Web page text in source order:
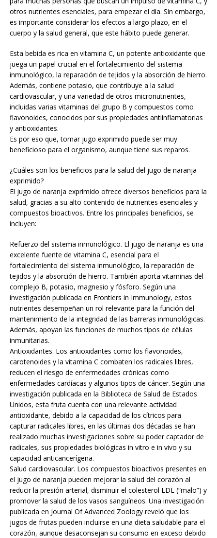
otros nutrientes esenciales, para empezar el día. Sin embargo,
es importante considerar los efectos a largo plazo, en el
cuerpo y la salud general, que este hábito puede generar.
Esta bebida es rica en vitamina C, un potente antioxidante que
juega un papel crucial en el fortalecimiento del sistema
inmunológico, la reparación de tejidos y la absorción de hierro.
Además, contiene potasio, que contribuye a la salud
cardiovascular, y una variedad de otros micronutrientes,
incluidas varias vitaminas del grupo B y compuestos como
flavonoides, conocidos por sus propiedades antiinflamatorias
y antioxidantes.
Es por eso que, tomar jugo exprimido puede ser muy
beneficioso para el organismo, aunque tiene sus reparos.
¿Cuáles son los beneficios para la salud del jugo de naranja
exprimido?
El jugo de naranja exprimido ofrece diversos beneficios para la
salud, gracias a su alto contenido de nutrientes esenciales y
compuestos bioactivos. Entre los principales beneficios, se
incluyen:
Refuerzo del sistema inmunológico. El jugo de naranja es una
excelente fuente de vitamina C, esencial para el
fortalecimiento del sistema inmunológico, la reparación de
tejidos y la absorción de hierro. También aporta vitaminas del
complejo B, potasio, magnesio y fósforo. Según una
investigación publicada en Frontiers in Immunology, estos
nutrientes desempeñan un rol relevante para la función del
mantenimiento de la integridad de las barreras inmunológicas.
Además, apoyan las funciones de muchos tipos de células
inmunitarias.
Antioxidantes. Los antioxidantes como los flavonoides,
carotenoides y la vitamina C combaten los radicales libres,
reducen el riesgo de enfermedades crónicas como
enfermedades cardíacas y algunos tipos de cáncer. Según una
investigación publicada en la Biblioteca de Salud de Estados
Unidos, esta fruta cuenta con una relevante actividad
antioxidante, debido a la capacidad de los cítricos para
capturar radicales libres, en las últimas dos décadas se han
realizado muchas investigaciones sobre su poder captador de
radicales, sus propiedades biológicas in vitro e in vivo y su
capacidad anticancerígena.
Salud cardiovascular. Los compuestos bioactivos presentes en
el jugo de naranja pueden mejorar la salud del corazón al
reducir la presión arterial, disminuir el colesterol LDL (“malo”) y
promover la salud de los vasos sanguíneos. Una investigación
publicada en Journal Of Advanced Zoology reveló que los
jugos de frutas pueden incluirse en una dieta saludable para el
corazón, aunque desaconsejan su consumo en exceso debido